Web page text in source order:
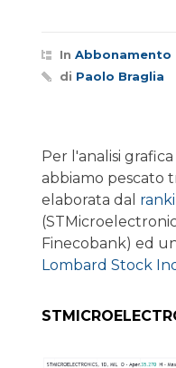
In Abbonamento
di Paolo Braglia
Per l'analisi
abbiamo pescato
elaborata dal
Finecobank) ed
Lombard Stock